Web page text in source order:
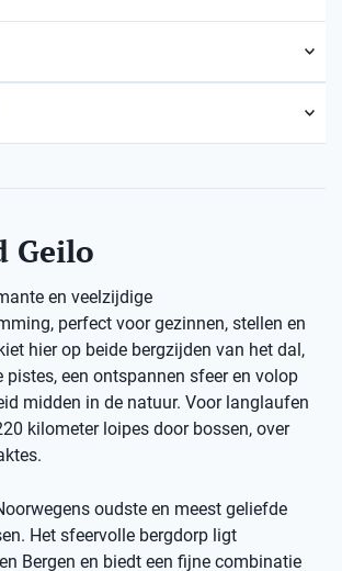
Geilo
en veelzijdige
perfect voor gezinnen, stellen en
hier op beide bergzijden van het dal,
pistes, een ontspannen sfeer en volop
midden in de natuur. Voor langlaufen
kilometer loipes door bossen, over
oudste en meest geliefde
Het sfeervolle bergdorp ligt
Bergen en biedt een fijne combinatie